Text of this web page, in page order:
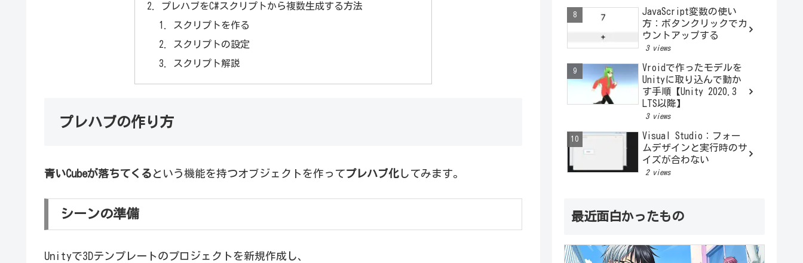
プレハブをC#スクリプトから複数生成する方法
スクリプトを作る
スクリプトの設定
スクリプト解説
プレハブの作り方
青いCubeが落ちてくる という機能を持つオブジェクトを作ってプレハブ化してみます。
シーンの準備
Unityで3Dテンプレートのプロジェクトを新規作成し、
JavaScript変数の使い
方：ボタンクリックでカ
ウントアップする
3 views
Vroidで作ったモデルを
Unityに取り込んで動か
す手順【Unity 2020.3
LTS以降】
3 views
Visual Studio：フォー
ムデザインと実行時のサ
イズが合わない
2 views
最近面白かったもの